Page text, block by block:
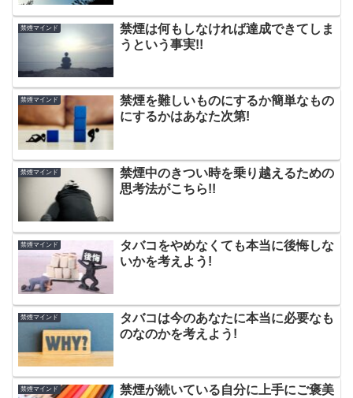
禁煙マインド
禁煙は何もしなければ達成できてしま
うという事実!!
禁煙マインド
禁煙を難しいものにするか簡単なもの
にするかはあなた次第!
禁煙マインド
禁煙中のきつい時を乗り越えるための
思考法がこちら!!
禁煙マインド
タバコをやめなくても本当に後悔しな
いかを考えよう!
禁煙マインド
タバコは今のあなたに本当に必要なも
のなのかを考えよう!
禁煙マインド
禁煙が続いている自分に上手にご褒美